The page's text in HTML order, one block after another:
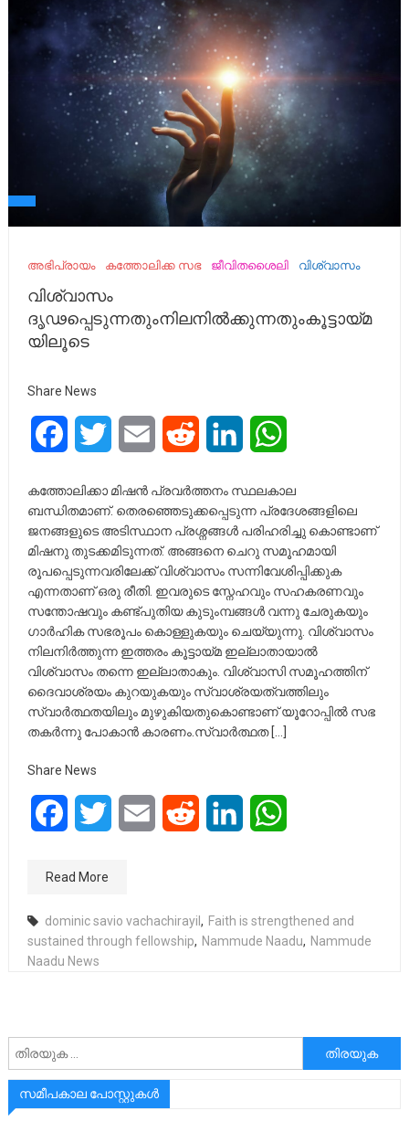
അഭിപ്രായം കത്തോലിക്ക സഭ ജീവിതശൈലി വിശ്വാസം
വിശ്വാസം
ദൃഢപ്പെടുന്നതുംനിലനിൽക്കുന്നതുംകൂട്ടായ്മ
യിലൂടെ
Share News
FacebookTwitter Email Reddit LinkedIn
കത്തോലിക്കാ മിഷൻ പ്രവർത്തനം സ്ഥലകാല
ബന്ധിതമാണ്. തെരഞ്ഞെടുക്കപ്പെടുന്ന പ്രദേശങ്ങളിലെ
ജനങ്ങളുടെ അടിസ്ഥാന പ്രശ്നങ്ങൾ പരിഹരിച്ചു കൊണ്ടാണ്
മിഷനു തുടക്കമിടുന്നത്. അങ്ങനെ ചെറു സമൂഹമായി
രൂപപ്പെടുന്നവരിലേക്ക് വിശ്വാസം സന്നിവേശിപ്പിക്കുക
എന്നതാണ് ഒരു രീതി. ഇവരുടെ സ്നേഹവും സഹകരണവും
സന്തോഷവും കണ്ട്പുതിയ കുടുംമ്പങ്ങൾ വന്നു ചേരുകയും
ഗാർഹിക സഭരൂപം കൊള്ളുകയും ചെയ്യുന്നു. വിശ്വാസം
നിലനിർത്തുന്ന ഇത്തരം കൂട്ടായ്മ ഇല്ലാതായാൽ
വിശ്വാസം തന്നെ ഇല്ലാതാകും. വിശ്വാസി സമൂഹത്തിന്
ദൈവാശ്രയം കുറയുകയും സ്വാശ്രയത്വത്തിലും
സ്വാർത്ഥതയിലും മുഴുകിയതുകൊണ്ടാണ് യൂറോപ്പിൽ സഭ
തകർന്നു പോകാൻ കാരണം.സ്വാർത്ഥത […]
Share News
FacebookTwitter Email Reddit LinkedIn
Read More
dominic savio vachachirayil, Faith is strengthened and
sustained through fellowship, Nammude Naadu, Nammude
Naadu News
അനേഷിക്കുക
സമീപകാല പോസ്റ്റുകൾ